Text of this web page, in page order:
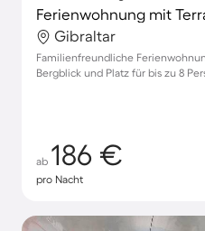
Ferienwohnung mit
Gibraltar
Familienfreundliche
Bergblick und Platz für bis zu 8
ab 186 €
pro Nacht